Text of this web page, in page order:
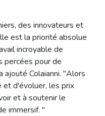
des innovateurs et
est la priorité absolue
incroyable de
percées pour de
ajouté Colaianni. "Alors
et d'évoluer, les prix
et à soutenir le
immersif. "